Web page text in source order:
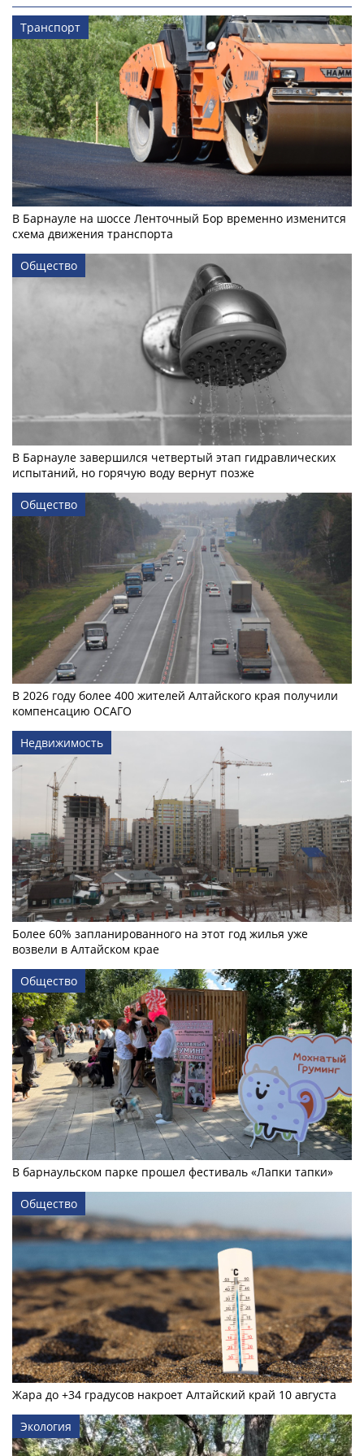
Транспорт
В Барнауле на шоссе Ленточный Бор временно изменится
схема движения транспорта
Общество
В Барнауле завершился четвертый этап гидравлических
испытаний, но горячую воду вернут позже
Общество
В 2026 году более 400 жителей Алтайского края получили
компенсацию ОСАГО
Недвижимость
Более 60% запланированного на этот год жилья уже
возвели в Алтайском крае
Общество
В барнаульском парке прошел фестиваль «Лапки тапки»
Общество
Жара до +34 градусов накроет Алтайский край 10 августа
Экология